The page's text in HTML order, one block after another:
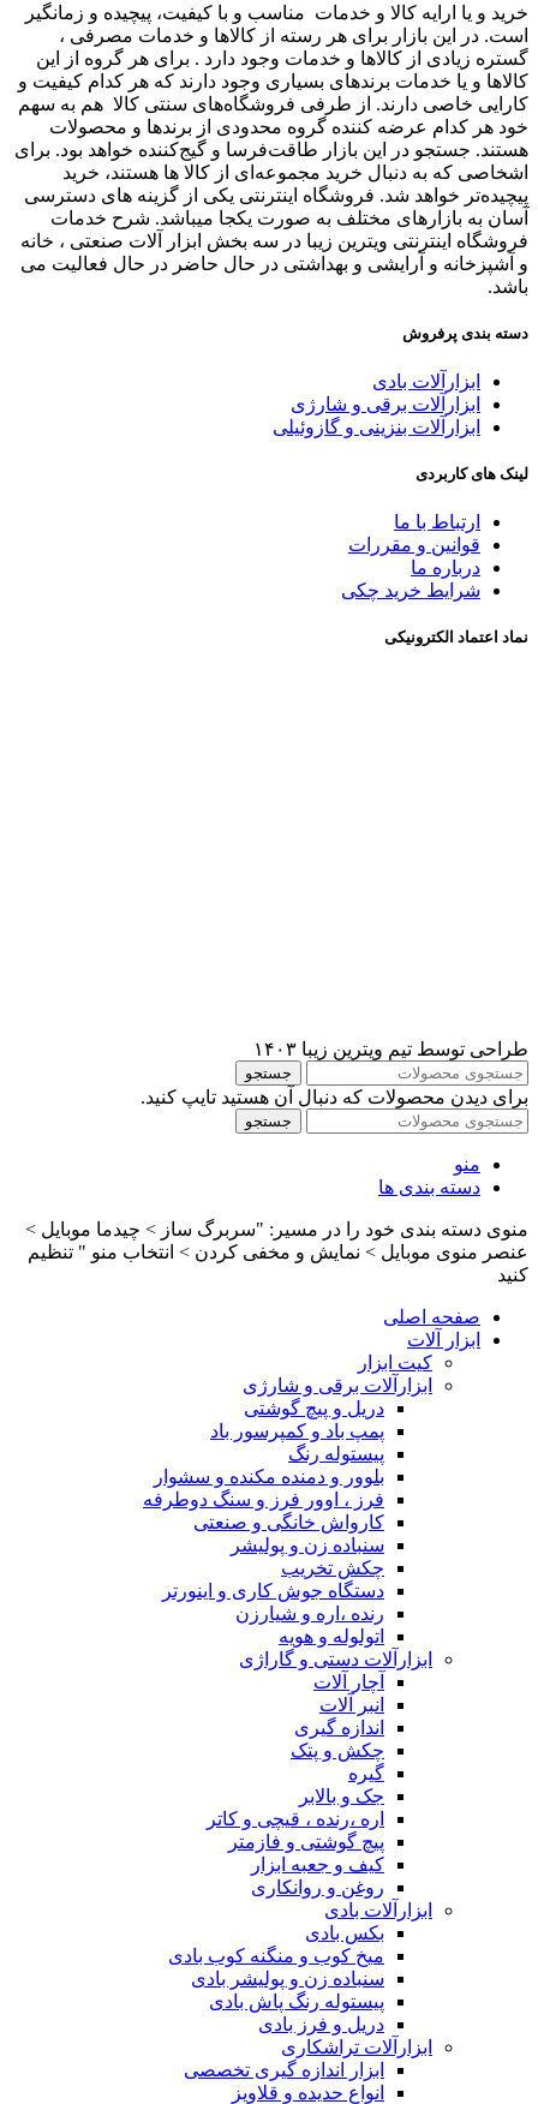
خرید و یا ارایه کالا و خدمات مناسب و با کیفیت، پیچیده و زمانگیر
است. در این بازار برای هر رسته از کالاها و خدمات مصرفی ،
گستره زیادی از کالاها و خدمات وجود دارد . برای هر گروه از این
کالاها و یا خدمات برندهای بسیاری وجود دارند که هر کدام کیفیت و
کارایی خاصی دارند. از طرفی فروشگاه‌های سنتی کالا هم به سهم
خود هر کدام عرضه کننده گروه محدودی از برندها و محصولات
هستند. جستجو در این بازار طاقت‌فرسا و گیج‌کننده خواهد بود. برای
اشخاصی که به دنبال خرید مجموعه‌ای از کالا ها هستند، خرید
پیچیده‌تر خواهد شد. فروشگاه اینترنتی یکی از گزینه های دسترسی
آسان به بازارهای مختلف به صورت یکجا میباشد. شرح خدمات
فروشگاه اینترنتی ویترین زیبا در سه بخش ابزار آلات صنعتی ، خانه
و آشپزخانه و آرایشی و بهداشتی در حال حاضر در حال فعالیت می
باشد.
دسته بندی پرفروش
ابزارآلات بادی
ابزارآلات برقی و شارژی
ابزارآلات بنزینی و گازوئیلی
لینک های کاربردی
ارتباط با ما
قوانین و مقررات
درباره ما
شرايط خريد چکی
نماد اعتماد الکترونیکی
طراحی توسط تیم ویترین زیبا ۱۴۰۳
جستجو
برای دیدن محصولات که دنبال آن هستید تایپ کنید.
جستجو
منو
دسته بندی ها
منوی دسته بندی خود را در مسیر: "سربرگ ساز > چیدما موبایل >
عنصر منوی موبایل > نمایش و مخفی کردن > انتخاب منو " تنظیم
کنید
صفحه اصلی
ابزار آلات
کیت ابزار
ابزارآلات برقی و شارژی
دریل و پیچ گوشتی
پمپ باد و کمپرسور باد
پیستوله رنگ
بلوور و دمنده مکنده و سشوار
فرز ، اوور فرز و سنگ دوطرفه
کارواش خانگی و صنعتی
سنباده زن و پولیشر
چکش تخریب
دستگاه جوش کاری و اینورتر
رنده ،اره و شیارزن
اتولوله و هویه
ابزارآلات دستی و گاراژی
آچار آلات
انبر آلات
اندازه گیری
چکش و پتک
گیره
جک و بالابر
اره ،رنده ، قیچی و کاتر
پیچ گوشتی و فازمتر
کیف و جعبه ابزار
روغن و روانکاری
ابزارآلات بادی
بکس بادی
میخ کوب و منگنه کوب بادی
سنباده زن و پولیشر بادی
پیستوله رنگ پاش بادی
دریل و فرز بادی
ابزارآلات تراشکاری
ابزار اندازه گیری تخصصی
انواع حدیده و قلاویز